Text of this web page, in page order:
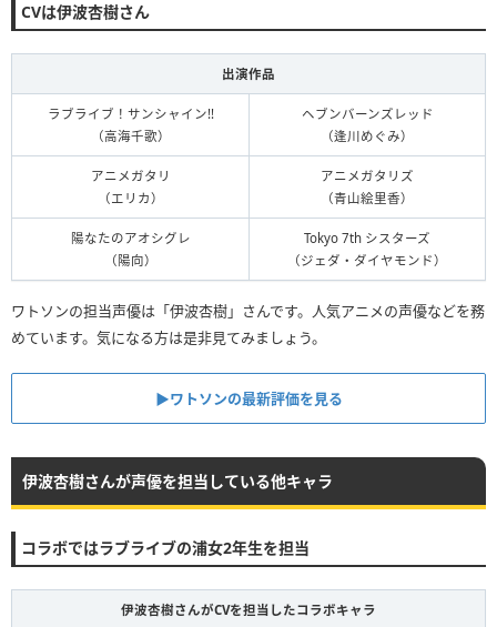
CVは伊波杏樹さん
出演作品
ラブライブ！サンシャイン!!
（高海千歌）
ヘブンバーンズレッド
（逢川めぐみ）
アニメガタリ
（エリカ）
アニメガタリズ
（青山絵里香）
陽なたのアオシグレ
（陽向）
Tokyo 7th シスターズ
（ジェダ・ダイヤモンド）
ワトソンの担当声優は「伊波杏樹」さんです。人気アニメの声優などを務
めています。気になる方は是非見てみましょう。
▶ワトソンの最新評価を見る
伊波杏樹さんが声優を担当している他キャラ
コラボではラブライブの浦女2年生を担当
伊波杏樹さんがCVを担当したコラボキャラ